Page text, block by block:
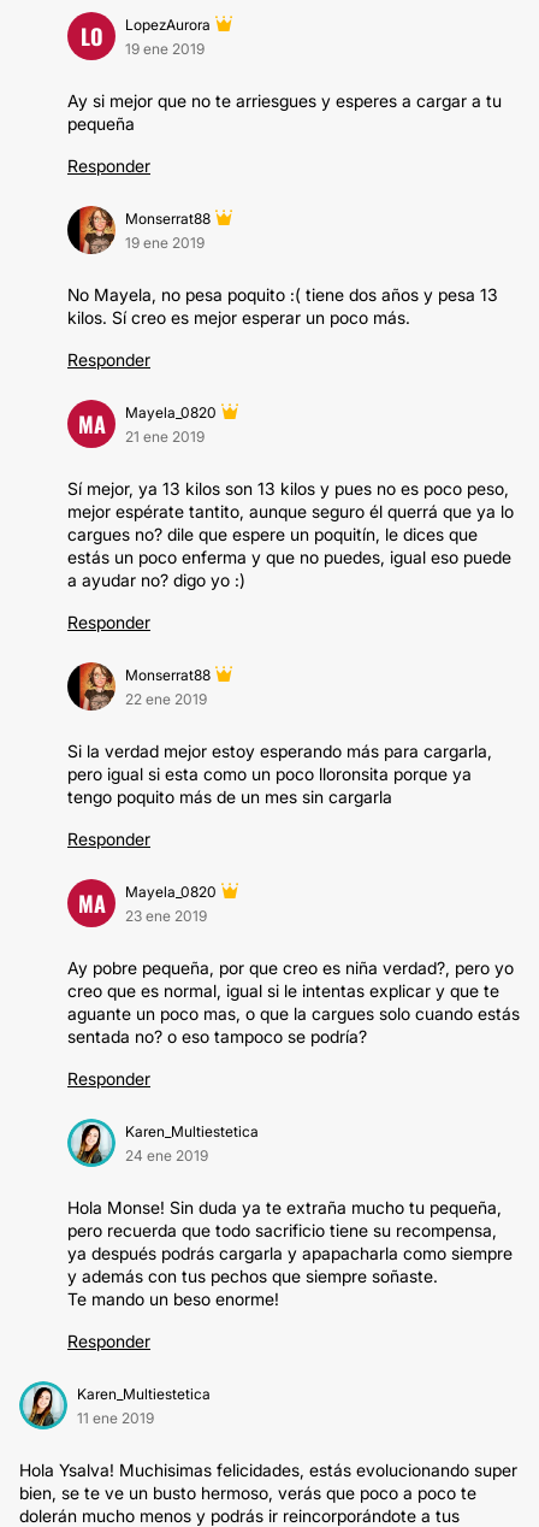
LO
LopezAurora
19 ene 2019
Ay si mejor que no te arriesgues y esperes a cargar a tu
pequeña
Responder
Monserrat88
19 ene 2019
No Mayela, no pesa poquito :( tiene dos años y pesa 13
kilos. Sí creo es mejor esperar un poco más.
Responder
MA
Mayela_0820
21 ene 2019
Sí mejor, ya 13 kilos son 13 kilos y pues no es poco peso,
mejor espérate tantito, aunque seguro él querrá que ya lo
cargues no? dile que espere un poquitín, le dices que
estás un poco enferma y que no puedes, igual eso puede
a ayudar no? digo yo :)
Responder
Monserrat88
22 ene 2019
Si la verdad mejor estoy esperando más para cargarla,
pero igual si esta como un poco lloronsita porque ya
tengo poquito más de un mes sin cargarla
Responder
MA
Mayela_0820
23 ene 2019
Ay pobre pequeña, por que creo es niña verdad?, pero yo
creo que es normal, igual si le intentas explicar y que te
aguante un poco mas, o que la cargues solo cuando estás
sentada no? o eso tampoco se podría?
Responder
Karen_Multiestetica
24 ene 2019
Hola Monse! Sin duda ya te extraña mucho tu pequeña,
pero recuerda que todo sacrificio tiene su recompensa,
ya después podrás cargarla y apapacharla como siempre
y además con tus pechos que siempre soñaste.
Te mando un beso enorme!
Responder
Karen_Multiestetica
11 ene 2019
Hola Ysalva! Muchisimas felicidades, estás evolucionando super
bien, se te ve un busto hermoso, verás que poco a poco te
dolerán mucho menos y podrás ir reincorporándote a tus